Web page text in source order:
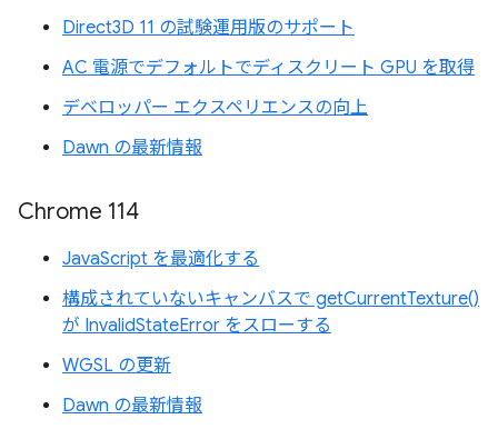
Direct3D 11 の試験運用版のサポート
AC 電源でデフォルトでディスクリート GPU を取得
デベロッパー エクスペリエンスの向上
Dawn の最新情報
Chrome 114
JavaScript を最適化する
構成されていないキャンバスで getCurrentTexture()
が InvalidStateError をスローする
WGSL の更新
Dawn の最新情報